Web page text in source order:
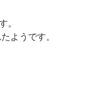
。
ようです。